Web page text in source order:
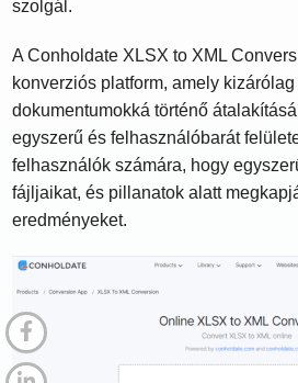
szolgál.
A Conholdate XLSX to XML
konverziós platform, amely
dokumentumokká történő
egyszerű és felhasználóbarát
felhasználók számára, hogy
fájljaikat, és pillanatok alatt
eredményeket.